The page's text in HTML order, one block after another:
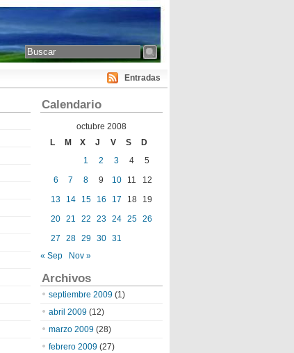
Entradas
Calendario
octubre 2008
L
M X J V S
D
1
2 3 4
5
6
7 8 9 10 11
12
13
14 15 16 17 18
19
20 21 22 23 24 25
26
27
28 29 30
31
« Sep
Nov »
Archivos
septiembre 2009 (1)
abril 2009 (12)
marzo 2009 (28)
febrero 2009 (27)